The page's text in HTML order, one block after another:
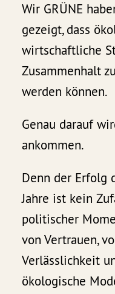
Wir GRÜNE
gezeigt, dass
wirtschaftliche
Zusammenhalt
werden können.
Genau darauf
ankommen.
Denn der Erfolg
Jahre ist kein
politischer
von Vertrauen,
Verlässlichkeit
ökologische